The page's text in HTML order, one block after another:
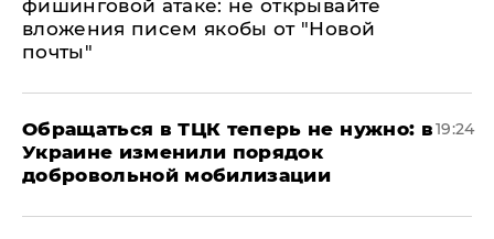
фишинговой атаке: не открывайте
вложения писем якобы от "Новой
почты"
Обращаться в ТЦК теперь не нужно: в
Украине изменили порядок
добровольной мобилизации
19:24